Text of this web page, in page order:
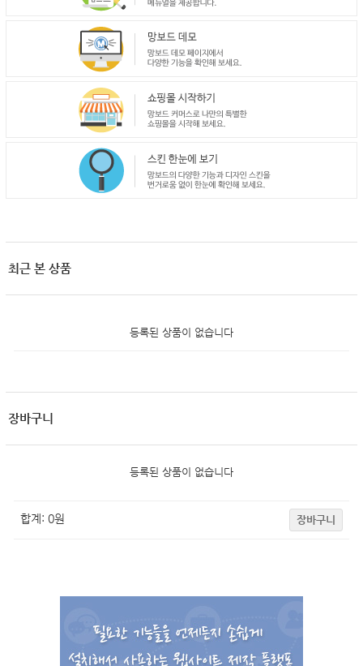
최근 본 상품
등록된 상품이 없습니다
장바구니
등록된 상품이 없습니다
합계: 0원 장바구니